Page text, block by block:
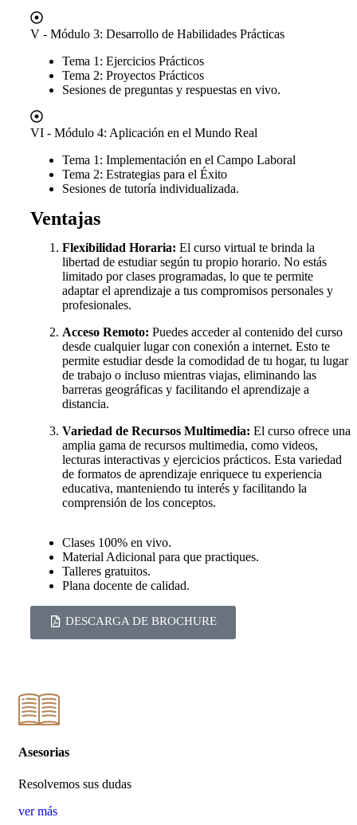
V - Módulo 3: Desarrollo de Habilidades Prácticas
Tema 1: Ejercicios Prácticos
Tema 2: Proyectos Prácticos
Sesiones de preguntas y respuestas en vivo.
VI - Módulo 4: Aplicación en el Mundo Real
Tema 1: Implementación en el Campo Laboral
Tema 2: Estrategias para el Éxito
Sesiones de tutoría individualizada.
Ventajas
Flexibilidad Horaria: El curso virtual te brinda la
libertad de estudiar según tu propio horario. No estás
limitado por clases programadas, lo que te permite
adaptar el aprendizaje a tus compromisos personales y
profesionales.
Acceso Remoto: Puedes acceder al contenido del curso
desde cualquier lugar con conexión a internet. Esto te
permite estudiar desde la comodidad de tu hogar, tu lugar
de trabajo o incluso mientras viajas, eliminando las
barreras geográficas y facilitando el aprendizaje a
distancia.
Variedad de Recursos Multimedia: El curso ofrece una
amplia gama de recursos multimedia, como videos,
lecturas interactivas y ejercicios prácticos. Esta variedad
de formatos de aprendizaje enriquece tu experiencia
educativa, manteniendo tu interés y facilitando la
comprensión de los conceptos.
Clases 100% en vivo.
Material Adicional para que practiques.
Talleres gratuitos.
Plana docente de calidad.
DESCARGA DE BROCHURE
Asesorias
Resolvemos sus dudas
ver más